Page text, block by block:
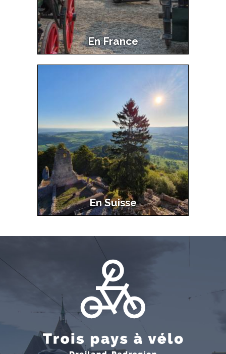
En France
En Suisse